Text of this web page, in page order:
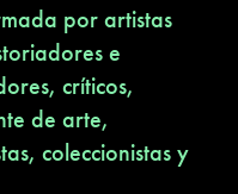
por artistas
e
críticos,
de arte,
coleccionistas y